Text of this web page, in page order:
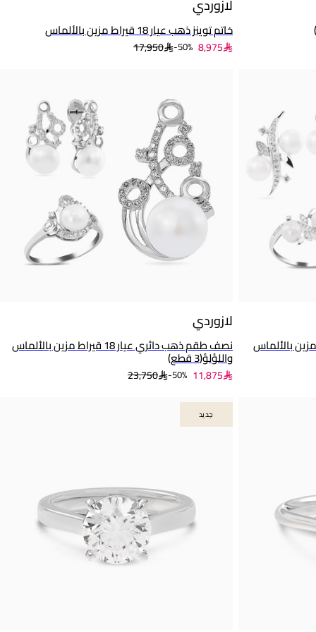
لازوردي
خاتم توينز ذهب عيار 18 قيراط مزين بالألماس
17,950 50%- 8,975
عيار 18 قيراط مزين بالألماس
لازوردي
نصف طقم ذهب دائري عيار 18 قيراط مزين بالألماس
واللؤلؤ(3 قطع)
23,750 50%- 11,875
جديد
جديد